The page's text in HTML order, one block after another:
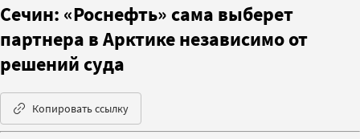
Сечин: «Роснефть» сама выберет
партнера в Арктике независимо от
решений суда
Копировать ссылку